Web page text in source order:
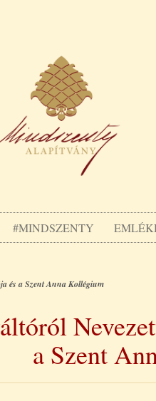
#MINDSZENTY
és a Szent Anna Kollégium
a Szent